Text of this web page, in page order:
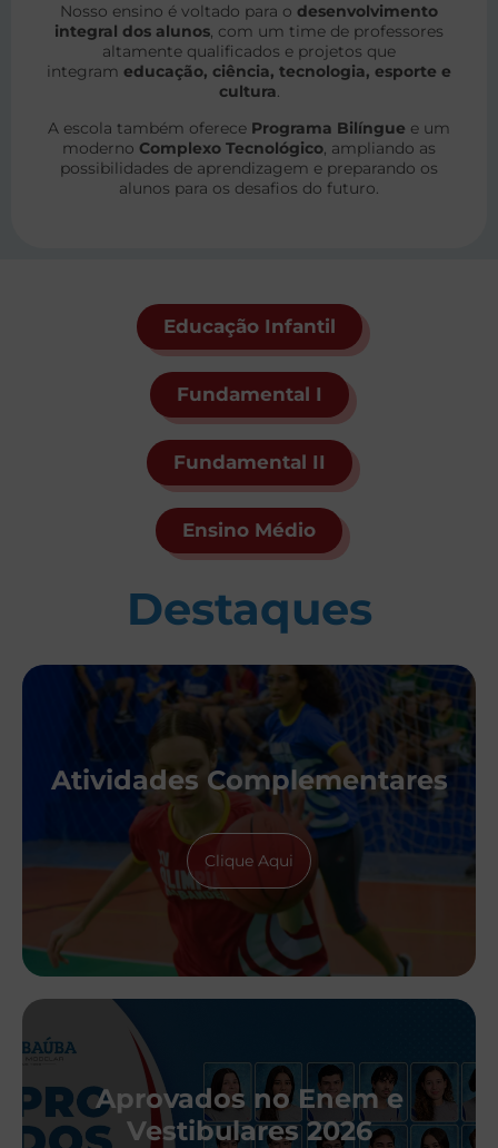
Nosso ensino é voltado para o desenvolvimento
integral dos alunos, com um time de professores
altamente qualificados e projetos que
integram educação, ciência, tecnologia, esporte e
cultura.
A escola também oferece Programa Bilíngue e um
moderno Complexo Tecnológico, ampliando as
possibilidades de aprendizagem e preparando os
alunos para os desafios do futuro.
Educação Infantil
Fundamental I
Fundamental II
Ensino Médio
Destaques
Atividades Complementares
Clique Aqui
Aprovados no Enem e
Vestibulares 2026